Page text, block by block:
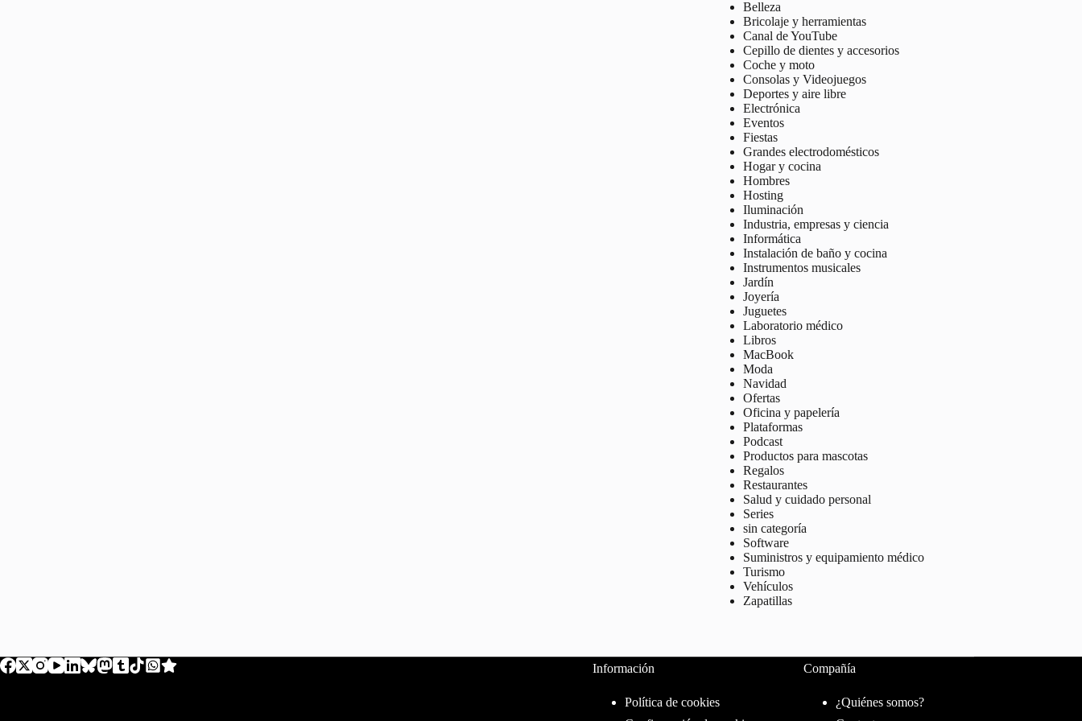
Belleza
Bricolaje y herramientas
Canal de YouTube
Cepillo de dientes y accesorios
Coche y moto
Consolas y Videojuegos
Deportes y aire libre
Electrónica
Eventos
Fiestas
Grandes electrodomésticos
Hogar y cocina
Hombres
Hosting
Iluminación
Industria, empresas y ciencia
Informática
Instalación de baño y cocina
Instrumentos musicales
Jardín
Joyería
Juguetes
Laboratorio médico
Libros
MacBook
Moda
Navidad
Ofertas
Oficina y papelería
Plataformas
Podcast
Productos para mascotas
Regalos
Restaurantes
Salud y cuidado personal
Series
sin categoría
Software
Suministros y equipamiento médico
Turismo
Vehículos
Zapatillas
Información
Política de cookies
Compañía
¿Quiénes somos?